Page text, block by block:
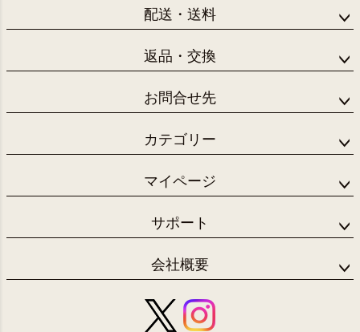
配送・送料
返品・交換
お問合せ先
カテゴリー
マイページ
サポート
会社概要